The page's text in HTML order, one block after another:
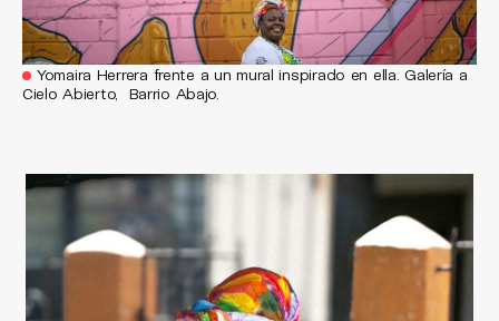
Yomaira Herrera frente a un mural inspirado en ella. Galería a
Cielo Abierto, Barrio Abajo.